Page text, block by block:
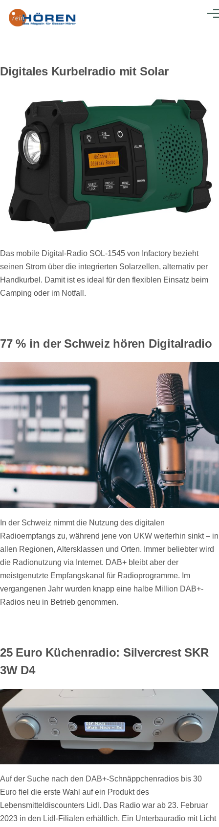
Digitales Kurbelradio mit Solar
Das mobile Digital-Radio SOL-1545 von Infactory bezieht
seinen Strom über die integrierten Solarzellen, alternativ per
Handkurbel. Damit ist es ideal für den flexiblen Einsatz beim
Camping oder im Notfall.
77 % in der Schweiz hören Digitalradio
In der Schweiz nimmt die Nutzung des digitalen
Radioempfangs zu, während jene von UKW weiterhin sinkt – in
allen Regionen, Altersklassen und Orten. Immer beliebter wird
die Radionutzung via Internet. DAB+ bleibt aber der
meistgenutzte Empfangskanal für Radioprogramme. Im
vergangenen Jahr wurden knapp eine halbe Million DAB+-
Radios neu in Betrieb genommen.
25 Euro Küchenradio: Silvercrest SKR
3W D4
Auf der Suche nach den DAB+-Schnäppchenradios bis 30
Euro fiel die erste Wahl auf ein Produkt des
Lebensmitteldiscounters Lidl. Das Radio war ab 23. Februar
2023 in den Lidl-Filialen erhältlich. Ein Unterbauradio mit Licht